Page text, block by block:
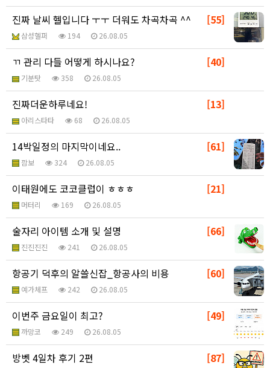
[55]
진짜 날씨 헬입니다 ㅜㅜ 더워도 차곡차곡 ^^
삼성헬퍼 194 26.08.05
[40]
ㄲ 관리 다들 어떻게 하시나요?
기분탓 358 26.08.05
[13]
진짜더운하루네요!
아리스타타 68 26.08.05
[61]
14박일정의 마지막이네요..
깜보 324 26.08.05
[21]
이태원에도 코코클럽이 ㅎㅎㅎ
머터리 169 26.08.05
[66]
술자리 아이템 소개 및 설명
진진진진 241 26.08.05
[60]
항공기 덕후의 알쓸신잡_항공사의 비용
예가체프 242 26.08.05
[49]
이번주 금요일이 최고?
까망코 249 26.08.05
[87]
방벳 4일차 후기 2편